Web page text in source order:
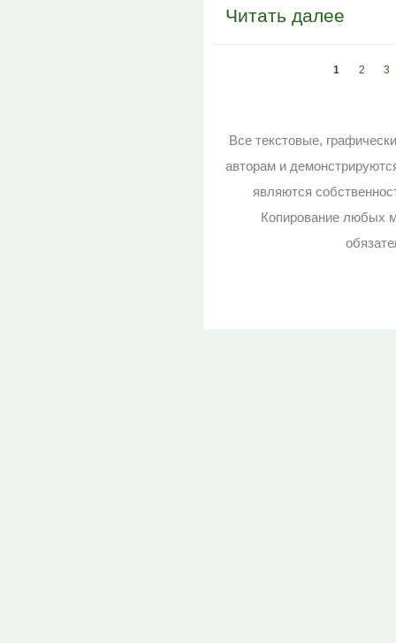
Читать далее
1 2 3
Все текстовые,
авторам и
являются
Копирование любых